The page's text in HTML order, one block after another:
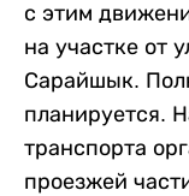
с этим
на участке от
Сарайшык.
планируется.
транспорта
проезжей